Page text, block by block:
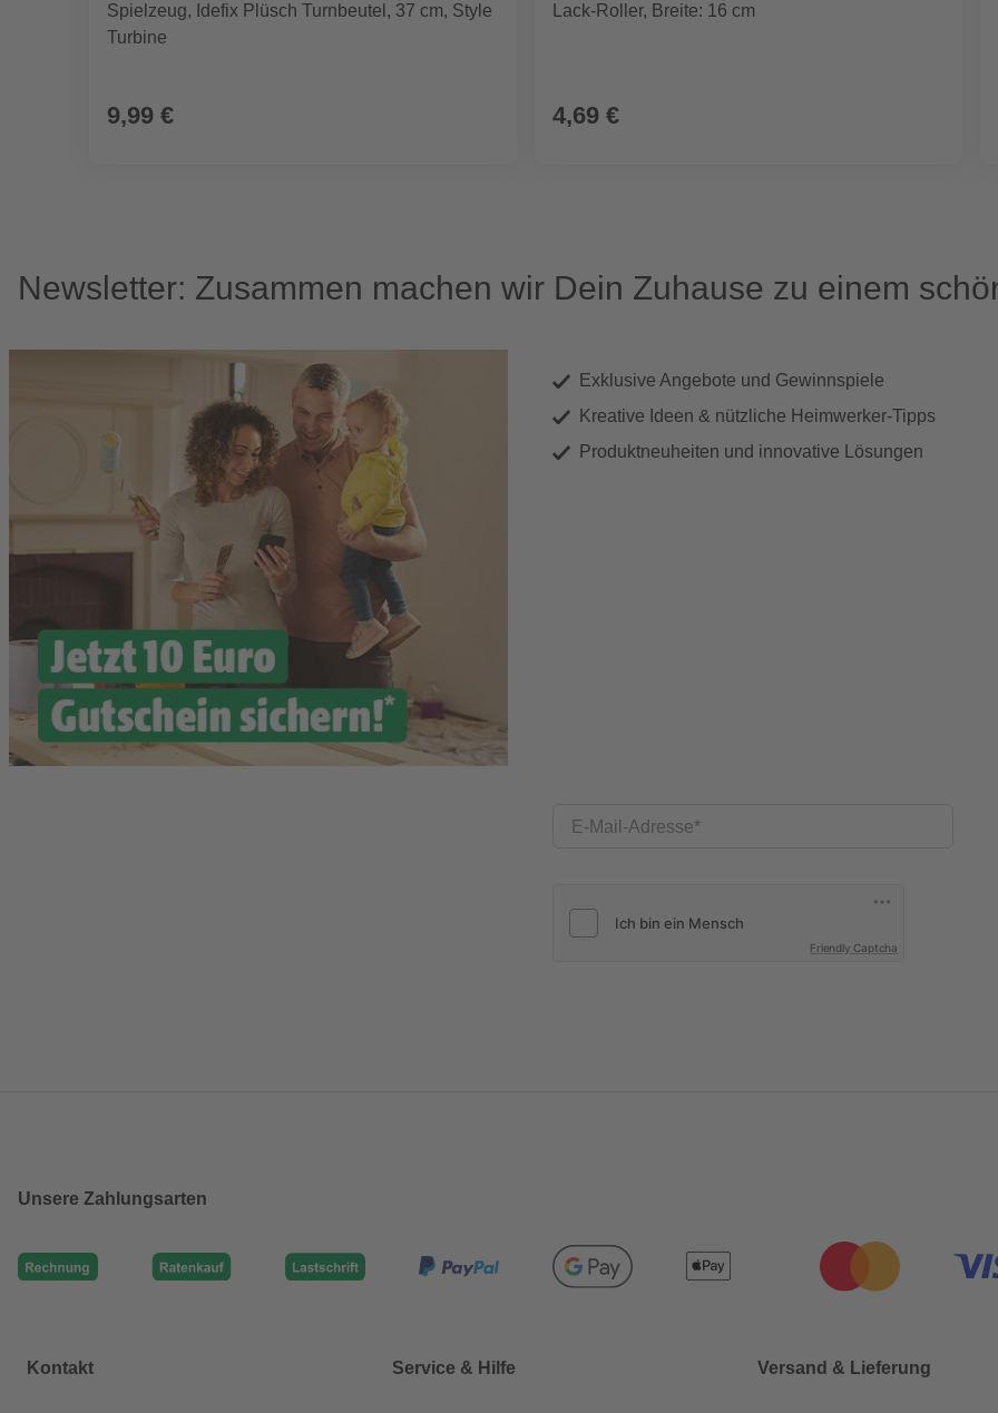
Spielzeug, Idefix Plüsch Turnbeutel, 37 cm, Style
Turbine
9,99 €
Lack-Roller, Breite: 16 cm
4,69 €
Newsletter: Zusammen machen wir Dein Zuhause zu einem
Exklusive Angebote und Gewinnspiele
Kreative Ideen & nützliche Heimwerker-Tipps
Produktneuheiten und innovative Lösungen
E-Mail-Adresse
Friendly Captcha
Unsere Zahlungsarten
Kontakt Service & Hilfe Versand & Lieferung